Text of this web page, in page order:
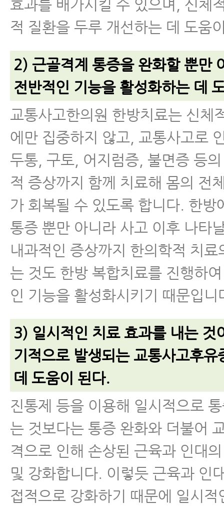
적 질환을 두루 개선하는 데 도움
2) 근골격계 통증을 완화할 뿐만
전반적인 기능을 활성화하는 데
교통사고한의원 한방치료는 신체
에만 집중하지 않고, 교통사고로
두통, 구토, 어지럼증, 불면증 등
적 증상까지 함께 치료해 몸의 전
가 회복될 수 있도록 합니다. 한방
통증 뿐만 아니라 사고 이후 나타
내과적인 증상까지 한의학적 치료
는 것도 한방 복합치료를 진행하
인 기능을 활성화시키기 때문입니
3) 일시적인 치료 효과를 내는 것
기적으로 발생되는 교통사고후유
데 도움이 된다.
진통제 등을 이용해 일시적으로
는 것보다는 통증 완화와 더불어
격으로 인해 손상된 근육과 인대
및 강화합니다. 이렇듯 근육과 인
접적으로 강화하기 때문에 일시적